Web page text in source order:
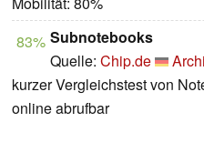
83% Subnotebooks
Quelle: Chip.de
kurzer Vergleichstest von
online abrufbar